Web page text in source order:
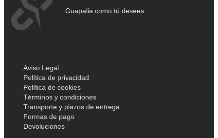
Guapalia como tú desees.
Aviso Legal
Política de privacidad
Política de cookies
Términos y condiciones
Transporte y plazos de entrega
Formas de pago
Devoluciones